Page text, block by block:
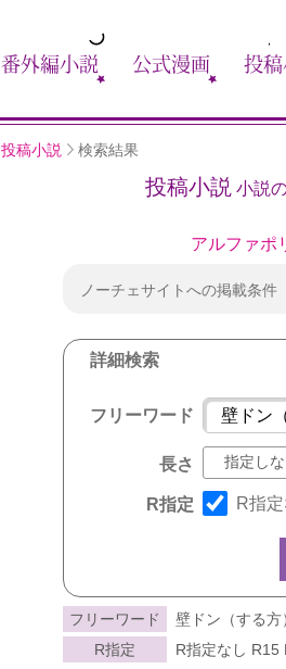
番外編小説 公式漫画 投稿
投稿小説 検索結果
投稿小説 小説
アルファポ
ノーチェサイトへの掲載条件
詳細検索
フリーワード
長さ
R指定 R指
フリーワード
壁ドン（する方
R指定
R指定なし R15